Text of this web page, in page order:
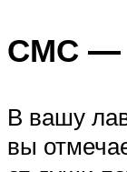
СМС —
В вашу
вы